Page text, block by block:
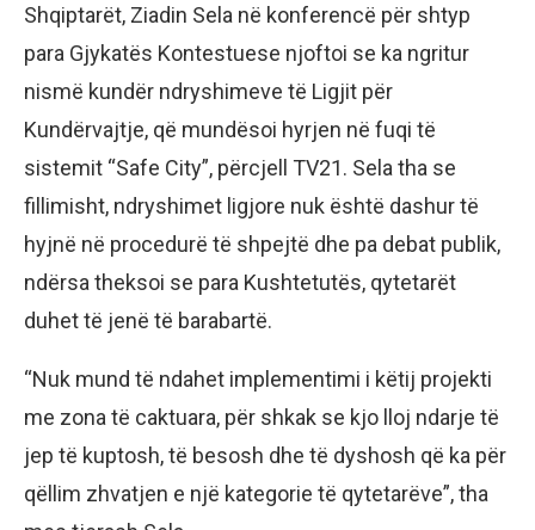
Shqiptarët, Ziadin Sela në konferencë për shtyp
para Gjykatës Kontestuese njoftoi se ka ngritur
nismë kundër ndryshimeve të Ligjit për
Kundërvajtje, që mundësoi hyrjen në fuqi të
sistemit “Safe City”, përcjell TV21. Sela tha se
fillimisht, ndryshimet ligjore nuk është dashur të
hyjnë në procedurë të shpejtë dhe pa debat publik,
ndërsa theksoi se para Kushtetutës, qytetarët
duhet të jenë të barabartë.
“Nuk mund të ndahet implementimi i këtij projekti
me zona të caktuara, për shkak se kjo lloj ndarje të
jep të kuptosh, të besosh dhe të dyshosh që ka për
qëllim zhvatjen e një kategorie të qytetarëve”, tha